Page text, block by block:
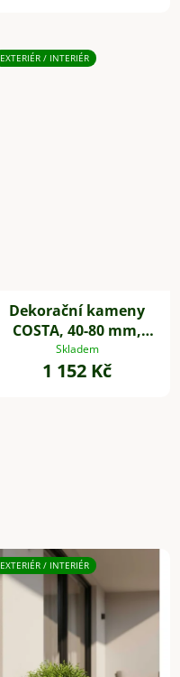
EXTERIÉR / INTERIÉR
Dekorační kameny
COSTA, 40-80 mm,
plast, černá
Skladem
1 152 Kč
EXTERIÉR / INTERIÉR